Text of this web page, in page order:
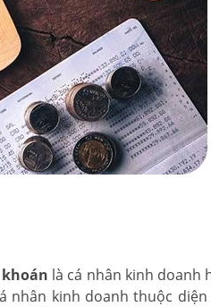
là cá nhân kinh doanh
nhân kinh doanh thuộc diện